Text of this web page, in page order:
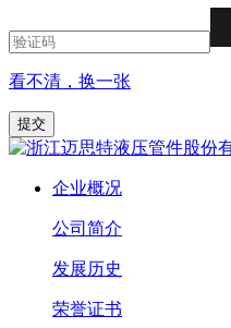
看不清，换一张
企业概况
公司简介
发展历史
荣誉证书